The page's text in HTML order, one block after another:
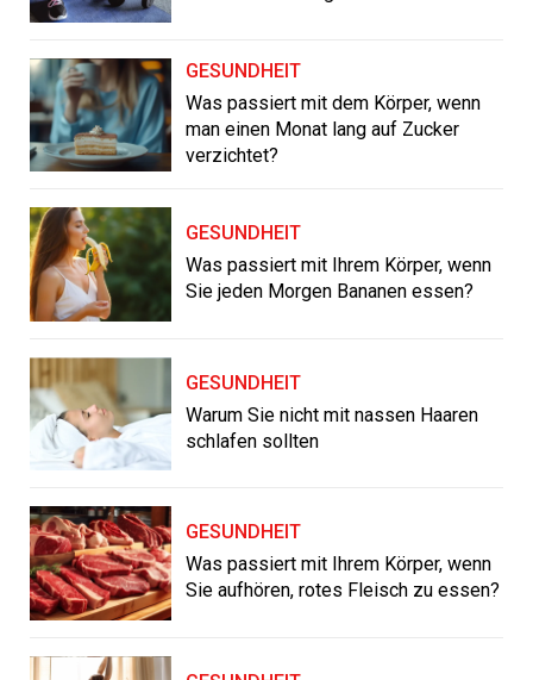
GESUNDHEIT
Was passiert mit dem Körper, wenn
man einen Monat lang auf Zucker
verzichtet?
GESUNDHEIT
Was passiert mit Ihrem Körper, wenn
Sie jeden Morgen Bananen essen?
GESUNDHEIT
Warum Sie nicht mit nassen Haaren
schlafen sollten
GESUNDHEIT
Was passiert mit Ihrem Körper, wenn
Sie aufhören, rotes Fleisch zu essen?